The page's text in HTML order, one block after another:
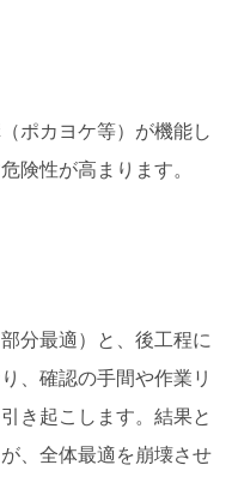
ポカヨケ等）が機能し
険性が高まります。
分最適）と、後工程に
、確認の手間や作業リ
き起こします。結果と
、全体最適を崩壊させ